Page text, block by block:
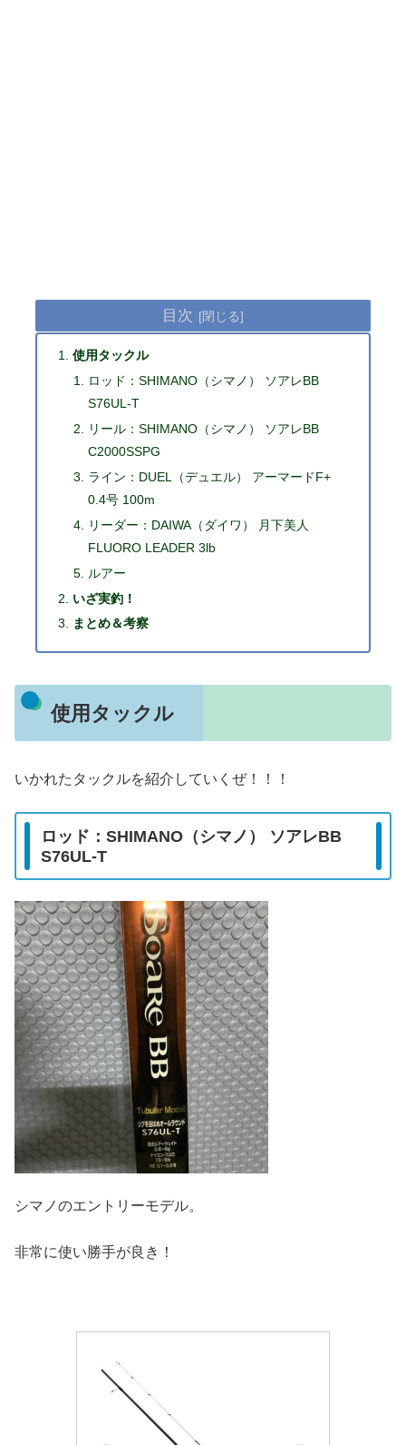
目次
使用タックル
ロッド：SHIMANO（シマノ） ソアレBB
S76UL-T
リール：SHIMANO（シマノ） ソアレBB
C2000SSPG
ライン：DUEL（デュエル） アーマードF+
0.4号 100m
リーダー：DAIWA（ダイワ） 月下美人
FLUORO LEADER 3lb
ルアー
いざ実釣！
まとめ＆考察
使用タックル
いかれたタックルを紹介していくぜ！！！
ロッド：SHIMANO（シマノ） ソアレBB
S76UL-T
シマノのエントリーモデル。
非常に使い勝手が良き！